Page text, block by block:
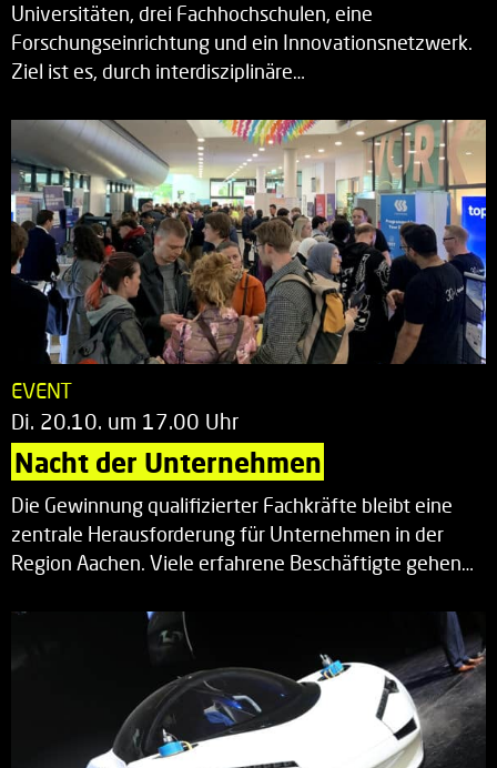
Universitäten, drei Fachhochschulen, eine
Forschungseinrichtung und ein Innovationsnetzwerk.
Ziel ist es, durch interdisziplinäre…
EVENT
Di. 20.10. um 17.00 Uhr
Nacht der Unternehmen
Die Gewinnung qualifizierter Fachkräfte bleibt eine
zentrale Herausforderung für Unternehmen in der
Region Aachen. Viele erfahrene Beschäftigte gehen…